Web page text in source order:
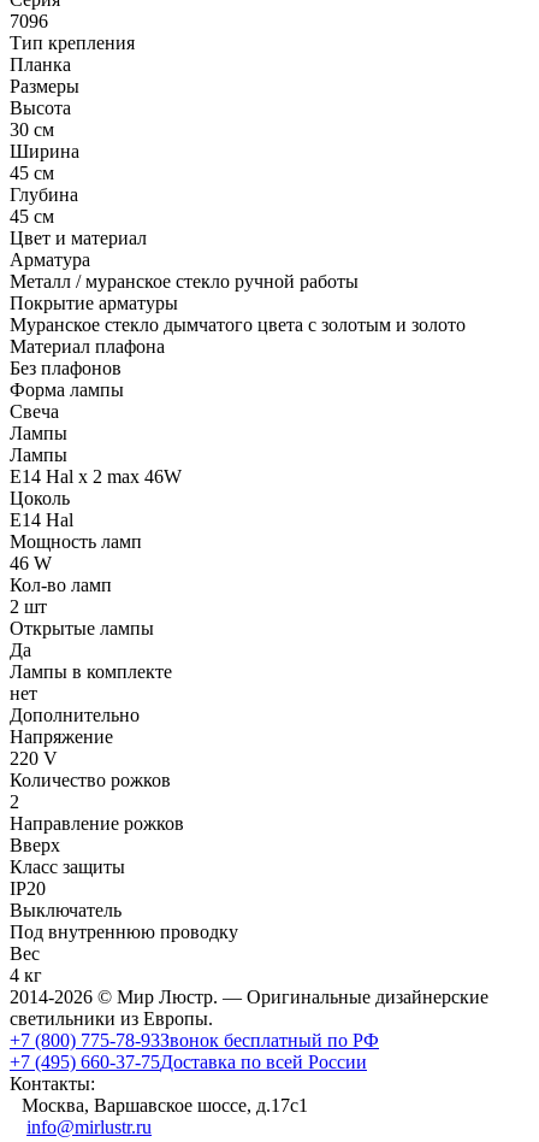
7096
Тип крепления
Планка
Размеры
Высота
30 см
Ширина
45 см
Глубина
45 см
Цвет и материал
Арматура
Металл / муранское стекло ручной работы
Покрытие арматуры
Муранское стекло дымчатого цвета с золотым и золото
Материал плафона
Без плафонов
Форма лампы
Свеча
Лампы
Лампы
E14 Hal x 2 max 46W
Цоколь
E14 Hal
Мощность ламп
46 W
Кол-во ламп
2 шт
Открытые лампы
Да
Лампы в комплекте
нет
Дополнительно
Напряжение
220 V
Количество рожков
2
Направление рожков
Вверх
Класс защиты
IP20
Выключатель
Под внутреннюю проводку
Вес
4 кг
2014-2026 © Мир Люстр. — Оригинальные дизайнерские
светильники из Европы.
+7 (800) 775-78-93Звонок бесплатный по РФ
+7 (495) 660-37-75Доставка по всей России
Контакты:
Москва, Варшавское шоссе, д.17c1
info@mirlustr.ru